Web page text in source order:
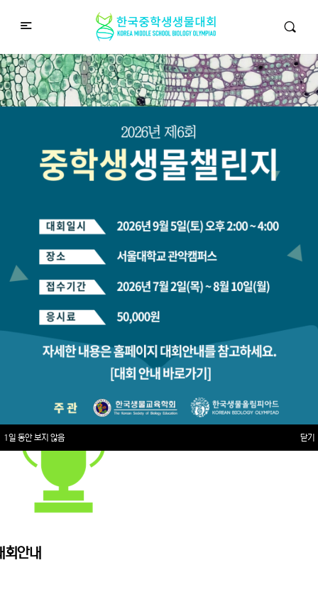
중학생생물챌린지
Middle School Korea Biology Olympiad
2026 대회 접수 안내
회안내
1일 동안 보지 않음 닫기